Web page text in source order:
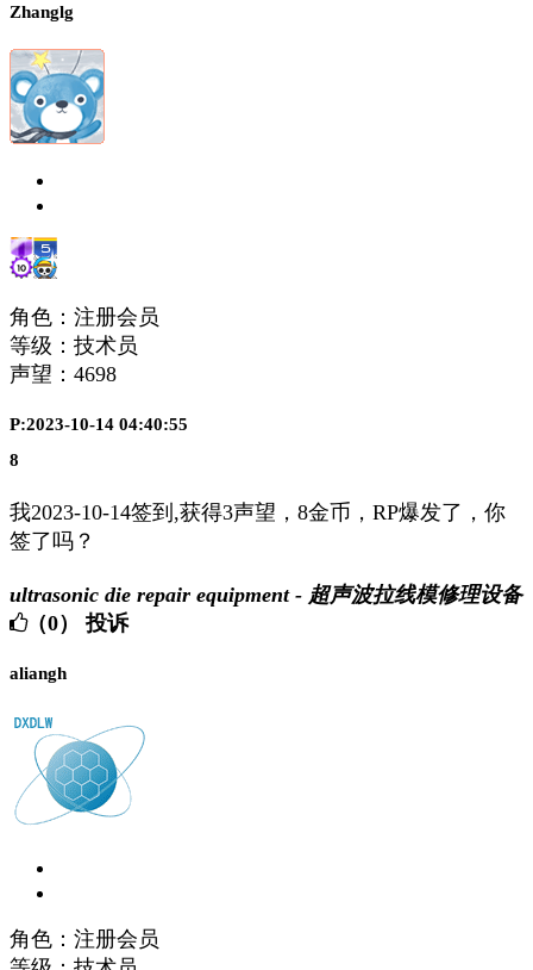
Zhanglg
角色：注册会员
等级：技术员
声望： 4698
P:2023-10-14 04:40:55
8
我2023-10-14签到,获得3声望，8金币，RP爆发了，你
签了吗？
ultrasonic die repair equipment - 超声波拉线模修理设备
（0）
投诉
aliangh
角色：注册会员